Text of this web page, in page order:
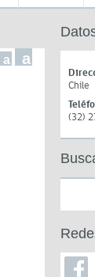
a a
Chile
(32)